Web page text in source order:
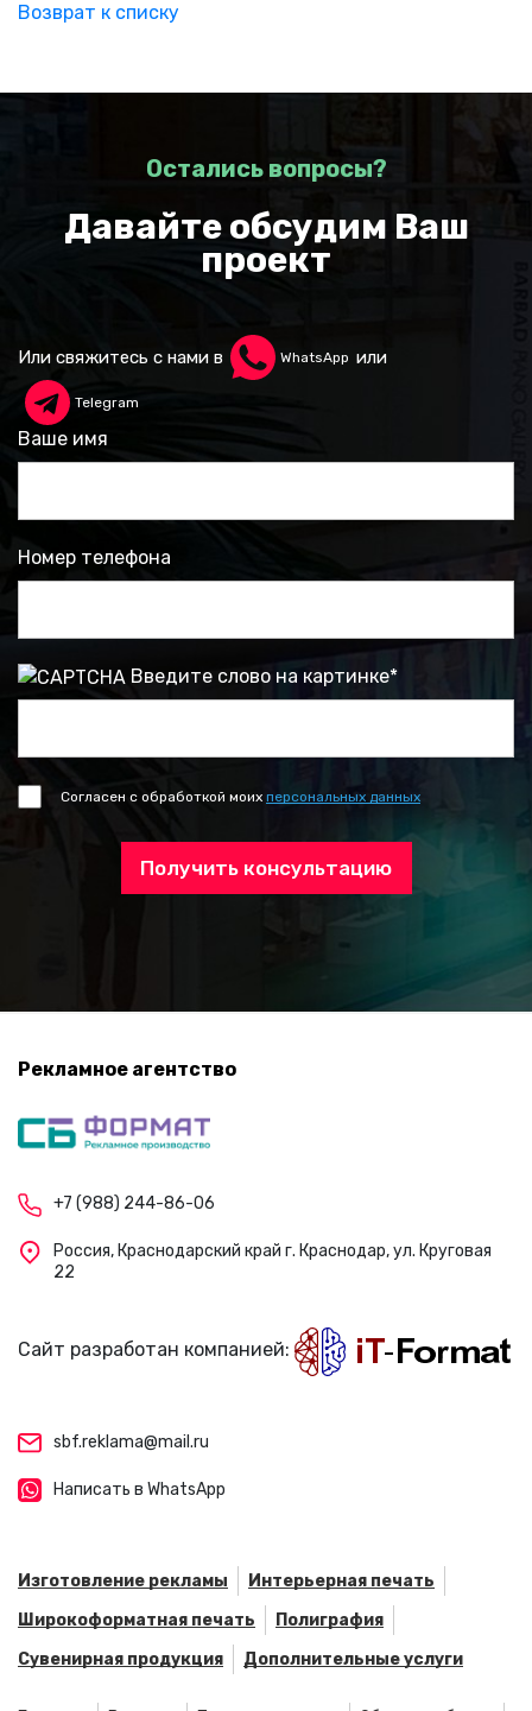
Возврат к списку
Остались вопросы?
Давайте обсудим Ваш
проект
Или свяжитесь с нами в WhatsApp или
Telegram
Ваше имя
Номер телефона
Введите слово на картинке*
Согласен с обработкой моих персональных данных
Получить консультацию
Рекламное агентство
+7 (988) 244-86-06
Россия, Краснодарский край г. Краснодар, ул. Круговая
22
Сайт разработан компанией:
sbf.reklama@mail.ru
Написать в WhatsApp
Изготовление рекламы
Интерьерная печать
Широкоформатная печать
Полиграфия
Сувенирная продукция
Дополнительные услуги